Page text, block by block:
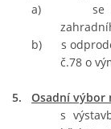
a) se
b) s
č.78 o
5. Osadní výbor
s